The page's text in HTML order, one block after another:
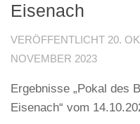
Eisenach
VERÖFFENTLICHT 20.
NOVEMBER 2023
Ergebnisse „Pokal des
Eisenach“ vom